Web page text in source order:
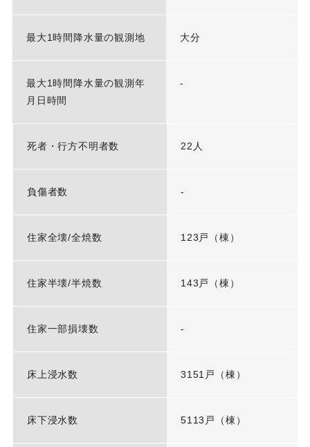
最大1時間降水量の観測地 大分
最大1時間降水量の観測年
月日時間
-
死者・行方不明者数 22人
負傷者数 -
住家全壊/全焼数 123戸（棟）
住家半壊/半焼数 143戸（棟）
住家一部損壊数 -
床上浸水数 3151戸（棟）
床下浸水数 5113戸（棟）